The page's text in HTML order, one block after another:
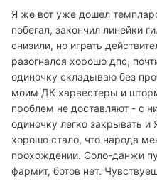
Я же вот уже дошел
побегал, закончил линейки
снизили, но играть
разогнался хорошо дпс,
одиночку складываю без
моим ДК харвестеры и
проблем не доставляют - с
одиночку легко закрывать
хорошо стало, что народа
прохождении. Соло-данжи
фармит, ботов нет.